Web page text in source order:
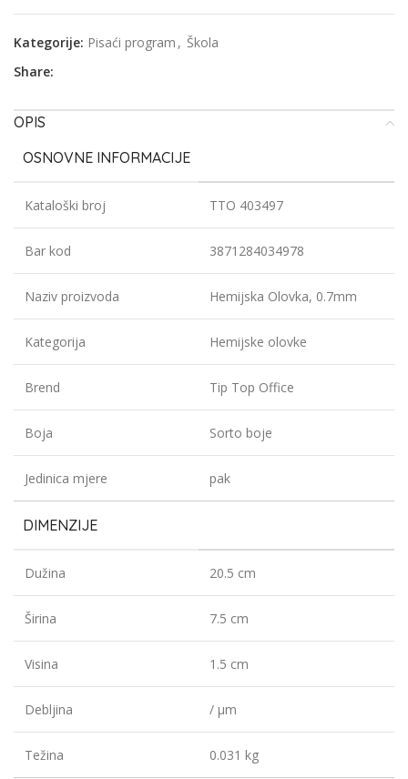
Kategorije: Pisaći program , Škola
Share:
OPIS
OSNOVNE INFORMACIJE
Kataloški broj TTO 403497
Bar kod 3871284034978
Naziv proizvoda Hemijska Olovka, 0.7mm
Kategorija Hemijske olovke
Brend Tip Top Office
Boja Sorto boje
Jedinica mjere pak
DIMENZIJE
Dužina 20.5 cm
Širina 7.5 cm
Visina 1.5 cm
Debljina / µm
Težina 0.031 kg